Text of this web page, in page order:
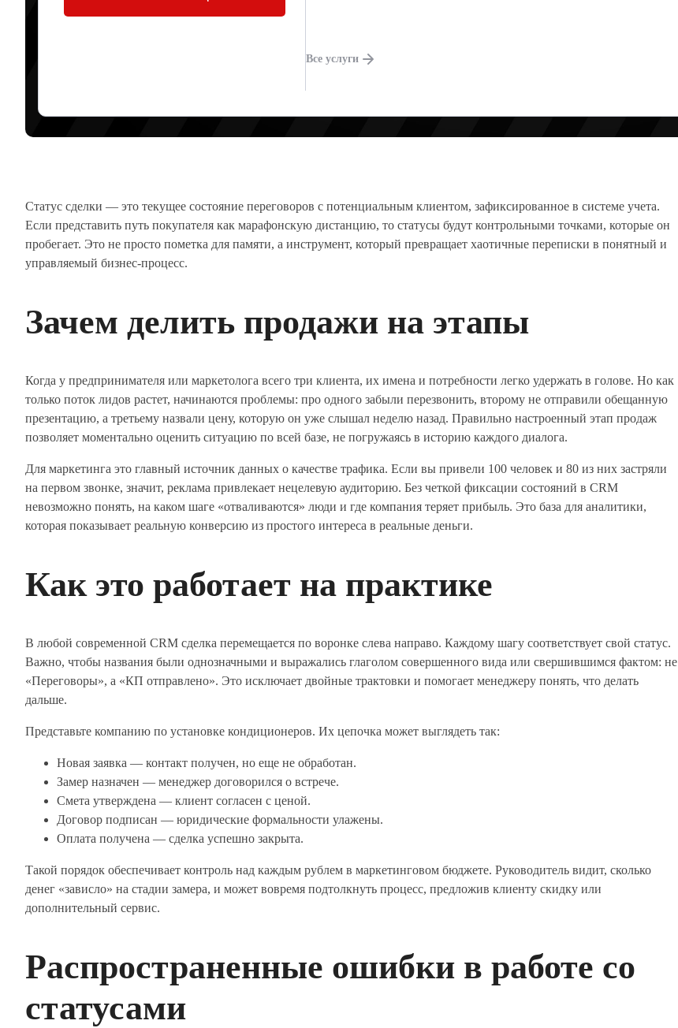
Все услуги
КЛИЕНТА ПО ПУТИ К ОПЛАТЕ
Статус сделки — это текущее состояние переговоров с потенциальным клиентом, зафиксированное в системе учета.
Если представить путь покупателя как марафонскую дистанцию, то статусы будут контрольными точками, которые он
пробегает. Это не просто пометка для памяти, а инструмент, который превращает хаотичные переписки в понятный и
управляемый бизнес-процесс.
Зачем делить продажи на этапы
Когда у предпринимателя или маркетолога всего три клиента, их имена и потребности легко удержать в голове. Но как
только поток лидов растет, начинаются проблемы: про одного забыли перезвонить, второму не отправили обещанную
презентацию, а третьему назвали цену, которую он уже слышал неделю назад. Правильно настроенный этап продаж
позволяет моментально оценить ситуацию по всей базе, не погружаясь в историю каждого диалога.
Для маркетинга это главный источник данных о качестве трафика. Если вы привели 100 человек и 80 из них застряли
на первом звонке, значит, реклама привлекает нецелевую аудиторию. Без четкой фиксации состояний в CRM
невозможно понять, на каком шаге «отваливаются» люди и где компания теряет прибыль. Это база для аналитики,
которая показывает реальную конверсию из простого интереса в реальные деньги.
Как это работает на практике
В любой современной CRM сделка перемещается по воронке слева направо. Каждому шагу соответствует свой статус.
Важно, чтобы названия были однозначными и выражались глаголом совершенного вида или свершившимся фактом: не
«Переговоры», а «КП отправлено». Это исключает двойные трактовки и помогает менеджеру понять, что делать
дальше.
Представьте компанию по установке кондиционеров. Их цепочка может выглядеть так:
Новая заявка — контакт получен, но еще не обработан.
Замер назначен — менеджер договорился о встрече.
Смета утверждена — клиент согласен с ценой.
Договор подписан — юридические формальности улажены.
Оплата получена — сделка успешно закрыта.
Такой порядок обеспечивает контроль над каждым рублем в маркетинговом бюджете. Руководитель видит, сколько
денег «зависло» на стадии замера, и может вовремя подтолкнуть процесс, предложив клиенту скидку или
дополнительный сервис.
Распространенные ошибки в работе со
статусами